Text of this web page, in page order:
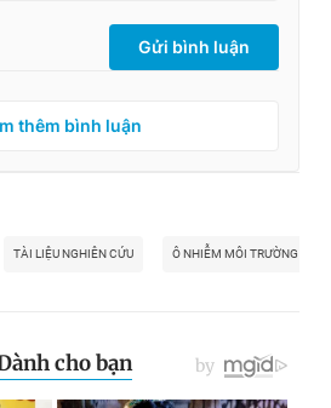
Gửi bình luận
thêm bình luận
TÀI LIỆU NGHIÊN CỨU Ô NHIỄM MÔI TRƯỜNG